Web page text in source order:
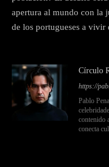
apertura al mundo con la
de los portugueses a vivir
Círculo
https://
Pablo
contenido
conecta